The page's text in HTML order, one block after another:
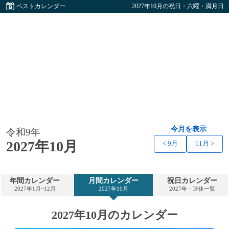
ベストカレンダー 2027年10月の祝日・六曜・満月日
令和9年
2027年10月
今月を表示
< 9月 11月 >
年間カレンダー
2027年1月~12月
月間カレンダー
2027年10月
祝日カレンダー
2027年・連休一覧
2027年10月のカレンダー